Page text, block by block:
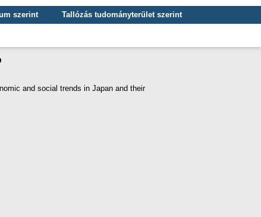
szerint
Tallózás tudományterület szerint
and social trends in Japan and their